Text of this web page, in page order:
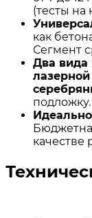
(тесты на
как
Сегмент
Два вида
подложку.
качестве